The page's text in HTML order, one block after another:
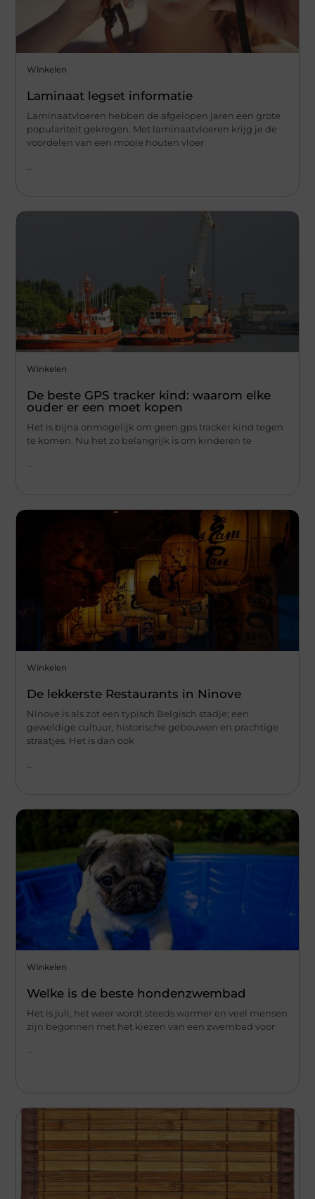
Winkelen
Laminaat legset informatie
Laminaatvloeren hebben de afgelopen jaren een grote
populariteit gekregen. Met laminaatvloeren krijg je de
voordelen van een mooie houten vloer
Winkelen
De beste GPS tracker kind: waarom elke
ouder er een moet kopen
Het is bijna onmogelijk om geen gps tracker kind tegen
te komen. Nu het zo belangrijk is om kinderen te
Winkelen
De lekkerste Restaurants in Ninove
Ninove is als zot een typisch Belgisch stadje; een
geweldige cultuur, historische gebouwen en prachtige
straatjes. Het is dan ook
Winkelen
Welke is de beste hondenzwembad
Het is juli, het weer wordt steeds warmer en veel mensen
zijn begonnen met het kiezen van een zwembad voor